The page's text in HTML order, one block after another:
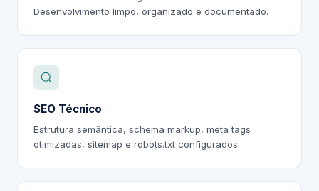
Desenvolvimento limpo, organizado e documentado.
SEO Técnico
Estrutura semântica, schema markup, meta tags
otimizadas, sitemap e robots.txt configurados.